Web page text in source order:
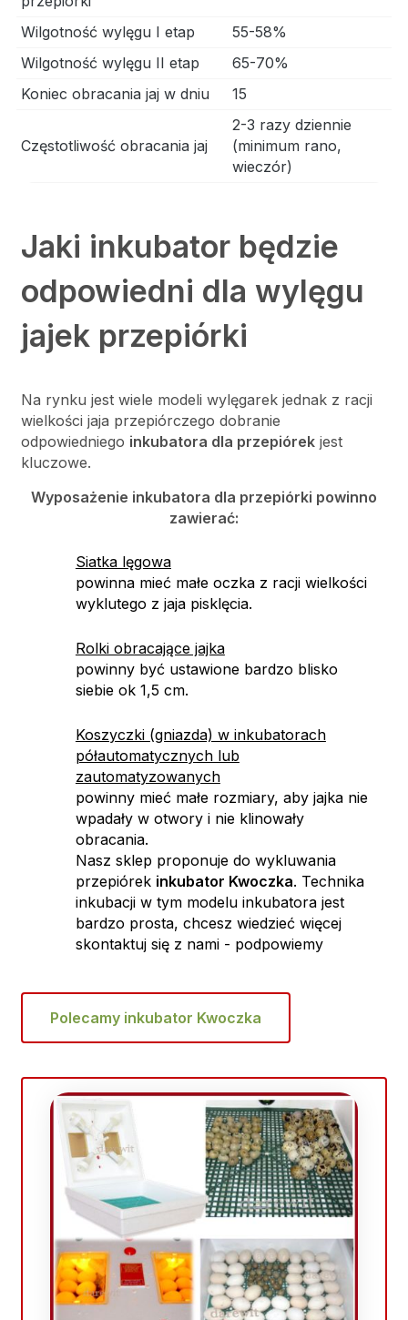
Wilgotność wylęgu I etap
55-58%
Wilgotność wylęgu II etap
65-70%
Koniec obracania jaj w dniu
15
Częstotliwość obracania jaj
2-3 razy dziennie
(minimum rano,
wieczór)
Jaki inkubator będzie
odpowiedni dla wylęgu
jajek przepiórki
Na rynku jest wiele modeli wylęgarek jednak z racji
wielkości jaja przepiórczego dobranie
odpowiedniego inkubatora dla przepiórekjest
kluczowe.
Wyposażenie inkubatora dla przepiórki powinno
zawierać:
Siatka lęgowa
powinna mieć małe oczka z racji wielkości
wyklutego z jaja pisklęcia.
Rolki obracające jajka
powinny być ustawione bardzo blisko
siebie ok 1,5 cm.
Koszyczki (gniazda) w inkubatorach
półautomatycznych lub
zautomatyzowanych
powinny mieć małe rozmiary, aby jajka nie
wpadały w otwory i nie klinowały
obracania.
Nasz sklep proponuje do wykluwania
przepiórek inkubator Kwoczka. Technika
inkubacji w tym modelu inkubatora jest
bardzo prosta, chcesz wiedzieć więcej
skontaktuj się z nami - podpowiemy
Polecamy inkubator Kwoczka